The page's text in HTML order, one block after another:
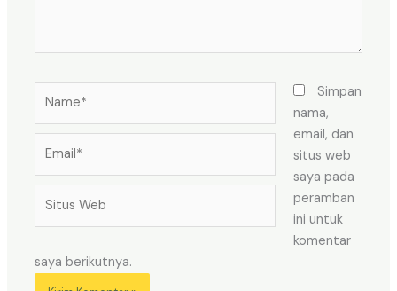
Web
Simpan
nama,
email, dan
situs web
saya pada
peramban
ini untuk
komentar
saya berikutnya.